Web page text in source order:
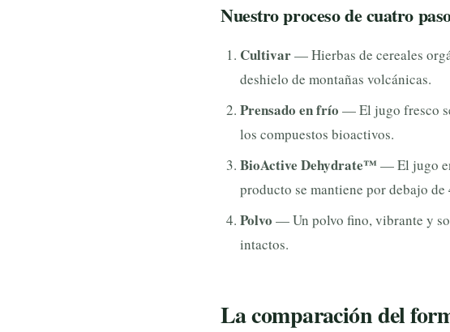
Nuestro proceso de cuatro
Cultivar— Hierbas de cereales
deshielo de montañas volcánicas.
Prensado en frío — El jugo fresco
los compuestos bioactivos.
BioActive Dehydrate™ — El jugo
producto se mantiene por debajo
Polvo — Un polvo fino, vibrante y
intactos.
La comparación del